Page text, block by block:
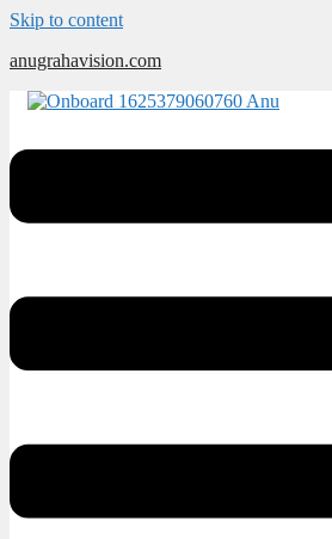
Skip to content
anugrahavision.com